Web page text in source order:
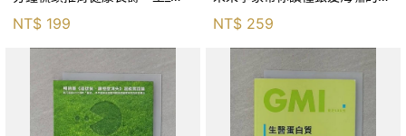
清忠
NT$ 199
機與商機，打造長壽經濟的行動
指南_布萊德利．雪曼, Bradley
Schurm
NT$ 259